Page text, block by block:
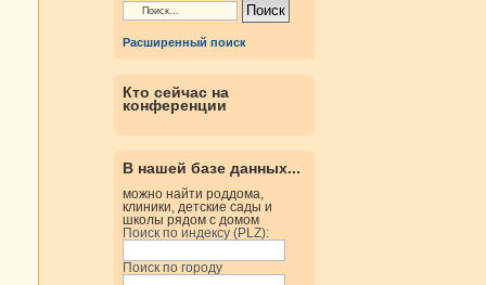
Расширенный поиск
Кто сейчас на
конференции
В нашей базе данных...
можно найти роддома,
клиники, детские сады и
школы рядом с домом
Поиск по индексу (PLZ):
Поиск по городу